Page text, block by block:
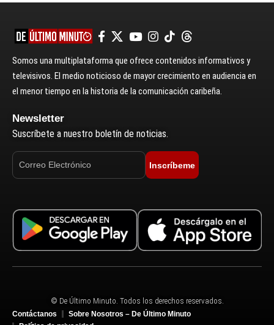
Somos una multiplataforma que ofrece contenidos informativos y
televisivos. El medio noticioso de mayor crecimiento en audiencia en
el menor tiempo en la historia de la comunicación caribeña.
Newsletter
Suscríbete a nuestro boletín de noticias.
Inscríbeme
© De Último Minuto. Todos los derechos reservados.
Contáctanos
Sobre Nosotros – De Último Minuto